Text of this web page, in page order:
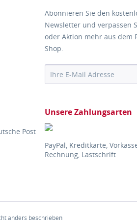
Post
Abonnieren Sie den
Newsletter und verpassen
oder Aktion mehr aus dem
Shop.
Unsere Zahlungsarten
PayPal, Kreditkarte,
Rechnung, Lastschrift
anders beschrieben